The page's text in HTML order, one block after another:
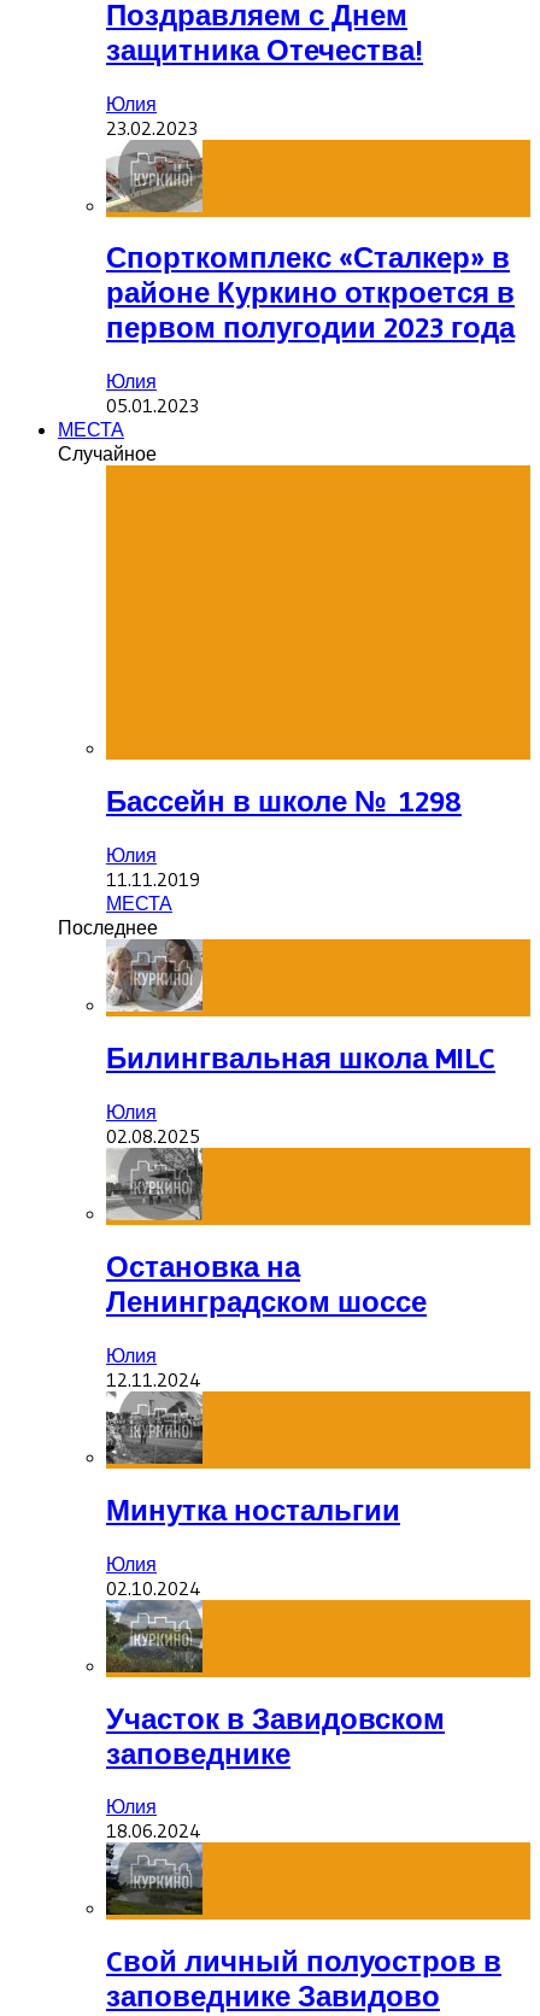
Поздравляем с Днем
защитника Отечества!
Юлия
23.02.2023
Спорткомплекс «Сталкер» в
районе Куркино откроется в
первом полугодии 2023 года
Юлия
05.01.2023
МЕСТА
Случайное
Бассейн в школе № 1298
Юлия
11.11.2019
МЕСТА
Последнее
Билингвальная школа MILC
Юлия
02.08.2025
Остановка на
Ленинградском шоссе
Юлия
12.11.2024
Минутка ностальгии
Юлия
02.10.2024
Участок в Завидовском
заповеднике
Юлия
18.06.2024
Cвой личный полуостров в
заповеднике Завидово